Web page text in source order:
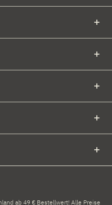
ab 49 € Bestellwert! Alle Preise